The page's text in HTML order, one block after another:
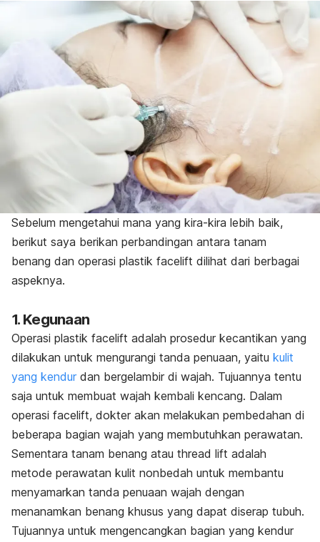
Sebelum mengetahui mana yang kira-kira lebih baik,
berikut saya berikan perbandingan antara tanam
benang dan operasi plastik facelift dilihat dari berbagai
aspeknya.
1. Kegunaan
Operasi plastik facelift adalah prosedur kecantikan yang
dilakukan untuk mengurangi tanda penuaan, yaitu kulit
yang kendur dan bergelambir di wajah. Tujuannya tentu
saja untuk membuat wajah kembali kencang. Dalam
operasi facelift, dokter akan melakukan pembedahan di
beberapa bagian wajah yang membutuhkan perawatan.
Sementara tanam benang atau thread lift adalah
metode perawatan kulit nonbedah untuk membantu
menyamarkan tanda penuaan wajah dengan
menanamkan benang khusus yang dapat diserap tubuh.
Tujuannya untuk mengencangkan bagian yang kendur